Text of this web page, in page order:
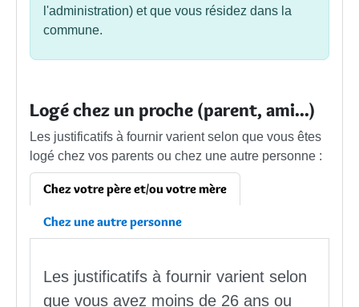
l'administration) et que vous résidez dans la
commune.
Logé chez un proche (parent, ami...)
Les justificatifs à fournir varient selon que vous êtes
logé chez vos parents ou chez une autre personne :
Chez votre père et/ou votre mère
Chez une autre personne
Les justificatifs à fournir varient selon
que vous avez moins de 26 ans ou